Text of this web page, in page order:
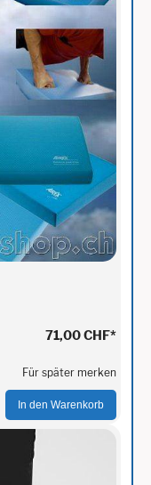
71,00 CHF*
Für später merken
In den Warenkorb